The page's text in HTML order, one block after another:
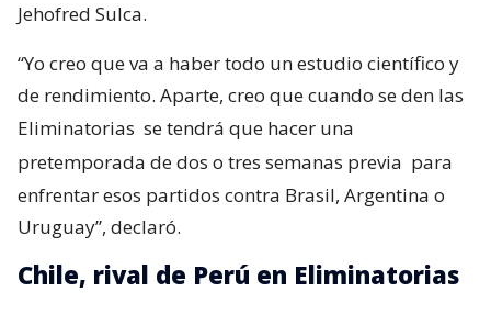
Jehofred Sulca.
“Yo creo que va a haber todo un estudio científico y
de rendimiento. Aparte, creo que cuando se den las
Eliminatorias se tendrá que hacer una
pretemporada de dos o tres semanas previa para
enfrentar esos partidos contra Brasil, Argentina o
Uruguay”, declaró.
Chile, rival de Perú en Eliminatorias